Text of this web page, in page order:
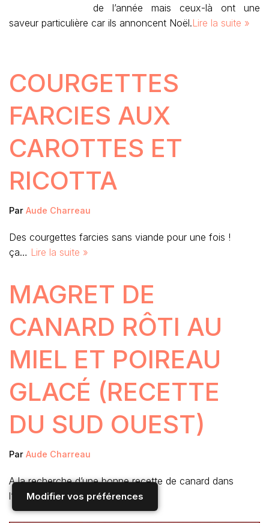
Modifier vos préférences
de l’année mais ceux-là ont une
saveur particulière car ils annoncent Noël.Lire la suite »
COURGETTES
FARCIES AUX
CAROTTES ET
RICOTTA
Par Aude Charreau
Des courgettes farcies sans viande pour une fois !
ça… Lire la suite »
MAGRET DE
CANARD RÔTI AU
MIEL ET POIREAU
GLACÉ (RECETTE
DU SUD OUEST)
Par Aude Charreau
A la recherche d’une bonne recette de canard dans
l’esprit…Lire la suite »